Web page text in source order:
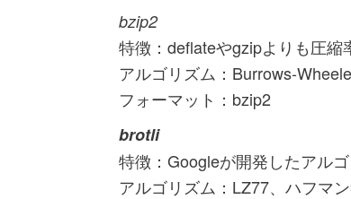
bzip2
特徴：deflateやgzipよりも圧縮
アルゴリズム：Burrows-
フォーマット：bzip2
brotli
特徴：Googleが開発したアル
アルゴリズム：LZ77、ハフマ